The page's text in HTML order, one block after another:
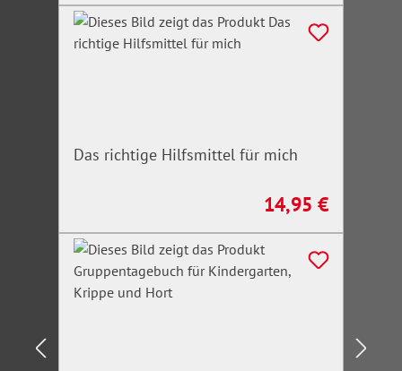
Das richtige Hilfsmittel für mich
Regulärer Preis:
14,95 €